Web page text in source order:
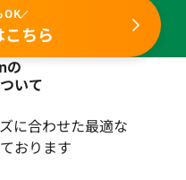
OK
ちら
の
いて
に合わせた最適な
おります